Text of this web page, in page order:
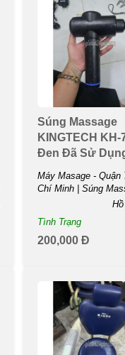
Súng Massage
KINGTECH KH-
Đen Đã Sử
Máy Masage - Quận
Chí Minh | Súng
KINGTECH KH-720
Tình Trạng
200,000 Đ